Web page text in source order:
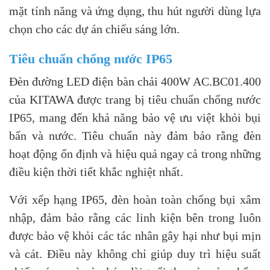
mặt tính năng và ứng dụng, thu hút người dùng lựa
chọn cho các dự án chiếu sáng lớn.
Tiêu chuẩn chống nước IP65
Đèn đường LED điện bàn chải 400W AC.BC01.400
của KITAWA được trang bị tiêu chuẩn chống nước
IP65, mang đến khả năng bảo vệ ưu việt khỏi bụi
bẩn và nước. Tiêu chuẩn này đảm bảo rằng đèn
hoạt động ổn định và hiệu quả ngay cả trong những
điều kiện thời tiết khắc nghiệt nhất.
Với xếp hạng IP65, đèn hoàn toàn chống bụi xâm
nhập, đảm bảo rằng các linh kiện bên trong luôn
được bảo vệ khỏi các tác nhân gây hại như bụi mịn
và cát. Điều này không chỉ giúp duy trì hiệu suất